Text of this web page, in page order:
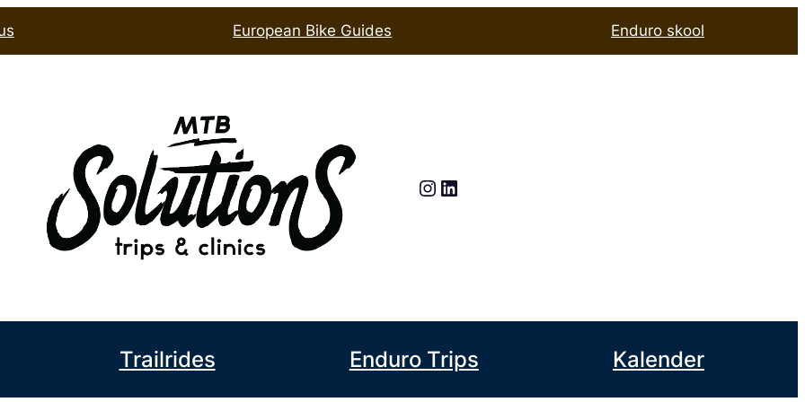
European Bike Guides Enduro skool
Instagram
LinkedIn
Trailrides Enduro Trips Kalender